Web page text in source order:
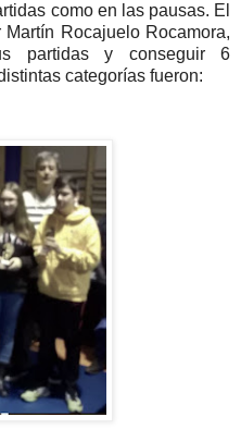
como en las pausas. El
Rocajuelo Rocamora,
partidas y conseguir 6
categorías fueron: